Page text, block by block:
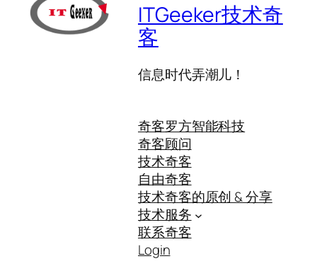
ITGeeker技术奇
客
信息时代弄潮儿！
奇客罗方智能科技
奇客顾问
技术奇客
自由奇客
技术奇客的原创 & 分享
技术服务
联系奇客
Login